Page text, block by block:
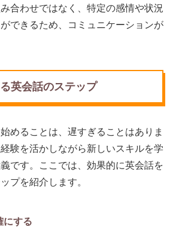
合わせではなく、特定の感情や状況
できるため、コミュニケーションが
英会話のステップ
めることは、遅すぎることはありま
験を活かしながら新しいスキルを学
です。ここでは、効果的に英会話を
プを紹介します。
にする